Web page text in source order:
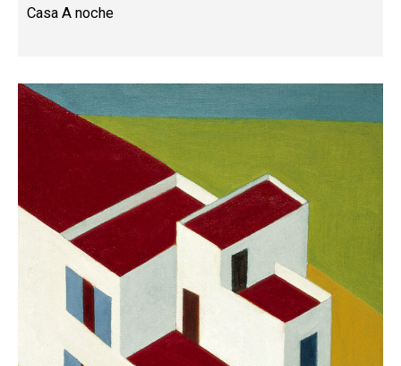
Casa A noche